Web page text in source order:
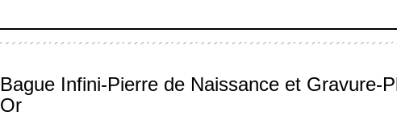
Bague Infini-Pierre de Naissance et Gravure-
Or